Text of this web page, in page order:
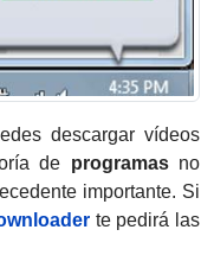
descargar vídeos
de programasno
importante. Si
te pedirá las